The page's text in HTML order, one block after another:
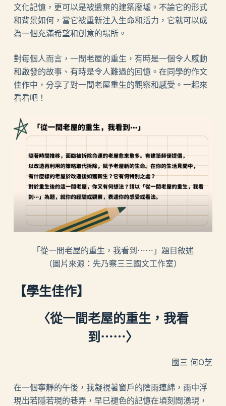
文化記憶，更可以是被遺棄的建築廢墟。不論它的形式
和背景如何，當它被重新注入生命和活力，它就可以成
為一個充滿希望和創意的場所。
對每個人而言，一間老屋的重生，有時是一個令人感動
和啟發的故事、有時是令人難過的回憶。在同學的作文
佳作中，分享了對一間老屋重生的觀察和感受。一起來
看看吧！
「從一間老屋的重生，我看到⋯⋯」題目敘述
（圖片來源：先乃察三三國文工作室）
【學生佳作】
〈從一間老屋的重生，我看
到⋯⋯〉
國三 何O芝
在一個寧靜的午後，我凝視著窗戶的陰雨連綿，雨中浮
現出若隱若現的巷弄，早已褪色的記憶在頃刻間湧現，